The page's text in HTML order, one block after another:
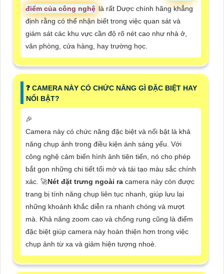
điểm của công nghệ là rất Dược chính hãng khẳng
định rằng có thể nhận biết trong việc quan sát và
giám sát các khu vực cần độ rõ nét cao như nhà ở,
văn phòng, cửa hàng, hay trường học.
️❓ CAMERA NÀY CÓ CHỨC NĂNG GÌ ĐẶC BIỆT HAY
NỔI BẬT?
️🎉
Camera này có chức năng đặc biệt và nổi bật là khả
năng chụp ảnh trong điều kiện ánh sáng yếu. Với
công nghệ cảm biến hình ảnh tiên tiến, nó cho phép
bắt gọn những chi tiết tối mờ và tái tạo màu sắc chính
xác. 🚀Nét đặt trưng ngoài ra camera này còn được
trang bị tính năng chụp liên tục nhanh, giúp lưu lại
những khoảnh khắc diễn ra nhanh chóng và mượt
mà. Khả năng zoom cao và chống rung cũng là điểm
đặc biệt giúp camera này hoàn thiện hơn trong việc
chụp ảnh từ xa và giảm hiện tượng nhoè.